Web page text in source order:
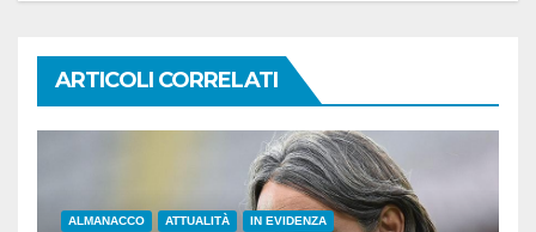
ARTICOLI CORRELATI
ALMANACCO ATTUALITÀ IN EVIDENZA